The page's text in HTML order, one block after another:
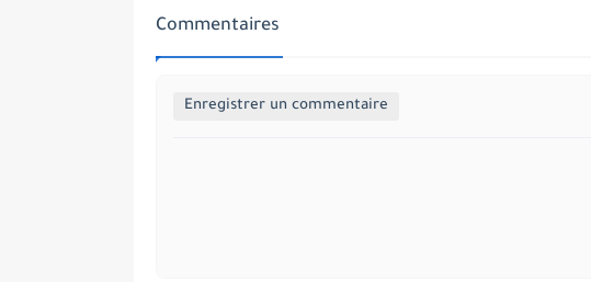
Commentaires
Enregistrer un commentaire